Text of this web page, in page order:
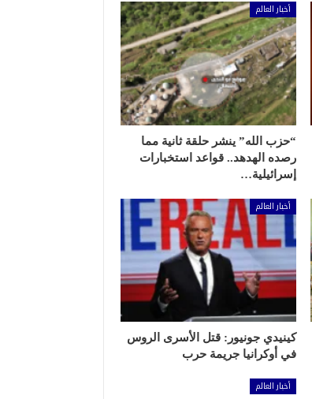
أخبار العالم
“حزب الله” ينشر حلقة ثانية مما
رصده الهدهد.. قواعد استخبارات
إسرائيلية…
أخبار العالم
كينيدي جونيور: قتل الأسرى الروس
في أوكرانيا جريمة حرب
أخبار العالم